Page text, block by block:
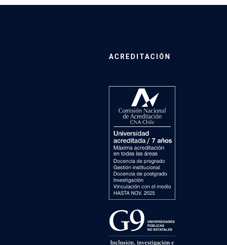
ACREDITACIÓN